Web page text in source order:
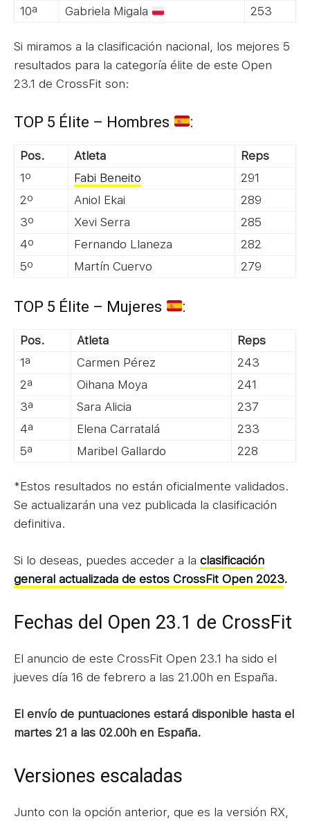
10ª
Gabriela Migala 253
Si miramos a la clasificación nacional, los mejores 5
resultados para la categoría élite de este Open
23.1 de CrossFit son:
TOP 5 Élite – Hombres :
Pos. Atleta
Reps
1º
Fabi Beneito
291
2º
Aniol Ekai
289
3º
Xevi Serra
285
4º
Fernando Llaneza
282
5º
Martín Cuervo 279
TOP 5 Élite – Mujeres :
Pos. Atleta
Reps
1ª
Carmen Pérez
243
2ª
Oihana Moya
241
3ª
Sara Alicia
237
4ª
Elena Carratalá
233
5ª
Maribel Gallardo 228
*Estos resultados no están oficialmente validados.
Se actualizarán una vez publicada la clasificación
definitiva.
Si lo deseas, puedes acceder a la clasificación
general actualizada de estos CrossFit Open 2023.
Fechas del Open 23.1 de CrossFit
El anuncio de este CrossFit Open 23.1 ha sido el
jueves día 16 de febrero a las 21.00h en España.
El envío de puntuaciones estará disponible hasta el
martes 21 a las 02.00h en España.
Versiones escaladas
Junto con la opción anterior, que es la versión RX,